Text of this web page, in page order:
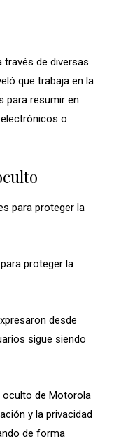
través de diversas
que trabaja en la
para resumir en
o
proteger la
desde
sigue siendo
oculto de Motorola
y la privacidad
de forma